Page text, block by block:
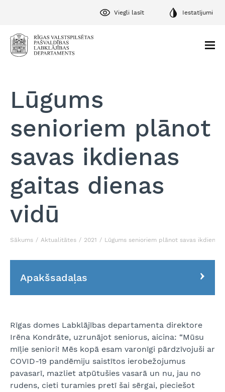
Viegli lasīt Iestatījumi
Lūgums
senioriem plānot
savas ikdienas
gaitas dienas
vidū
Sākums Aktualitātes 2021 Lūgums senioriem plānot savas ikdienas
Apakšsadaļas
Rīgas domes Labklājības departamenta direktore
Irēna Kondrāte, uzrunājot seniorus, aicina: “Mūsu
mīļie seniori! Mēs kopā esam varonīgi pārdzīvojuši ar
COVID-19 pandēmiju saistītos ierobežojumus
pavasarī, mazliet atpūtušies vasarā un nu, jau no
rudens, cieti turamies pretī šai sērgai, pieciešot